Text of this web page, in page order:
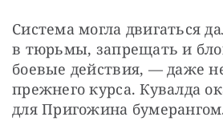
Система могла двигаться
в тюрьмы, запрещать и
боевые действия, — даже
прежнего курса. Кувалда
для Пригожина